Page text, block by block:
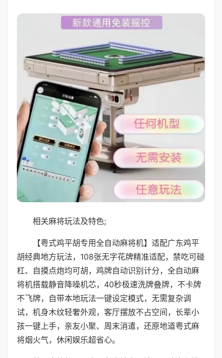
相关麻将玩法及特色;
【粤式鸡平胡专用全自动麻将机】适配广东鸡平
胡经典地方玩法，108张无字花牌精准适配，禁吃可碰
杠、自摸点炮均可胡，鸡牌自动识别计分，全自动麻
将机搭载静音降噪机芯，40秒极速洗牌叠牌，不卡牌
不飞牌，自带本地玩法一键设定模式，无需复杂调
试，机身木纹轻奢外观，客厅摆放不占空间，长辈小
孩一键上手，亲友小聚、周末消遣，还原地道粤式麻
将烟火气，休闲娱乐超省心。